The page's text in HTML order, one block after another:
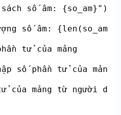
số âm: {so_am}")
số âm:
tử của mảng
số phần tử của
của mảng từ người